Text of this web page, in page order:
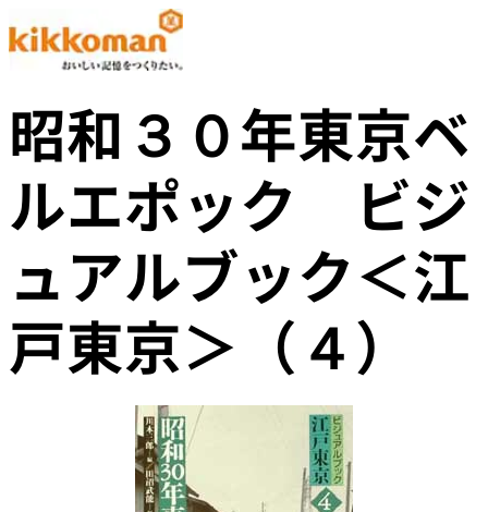
昭和３０年東京ベ
ルエポック ビジ
ュアルブック＜江
戸東京＞（４）